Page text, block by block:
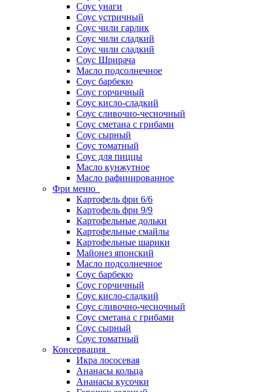
Соус унаги
Соус устричный
Соус чили гарлик
Соус чили сладкий
Соус чили сладкий
Соус Шрирача
Масло подсолнечное
Соус барбекю
Соус горчичный
Соус кисло-сладкий
Соус сливочно-чесночный
Соус сметана с грибами
Соус сырный
Соус томатный
Соус для пиццы
Масло кунжутное
Масло рафинированное
Фри меню
Картофель фри 6/6
Картофель фри 9/9
Картофельные дольки
Картофельные смайлы
Картофельные шарики
Майонез японский
Масло подсолнечное
Соус барбекю
Соус горчичный
Соус кисло-сладкий
Соус сливочно-чесночный
Соус сметана с грибами
Соус сырный
Соус томатный
Консервация
Икра лососевая
Ананасы кольца
Ананасы кусочки